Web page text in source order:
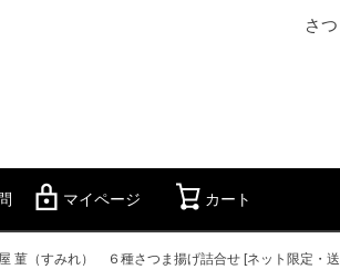
さ
マイページ カート
菫（すみれ） ６種さつま揚げ詰合せ [ネット限定・